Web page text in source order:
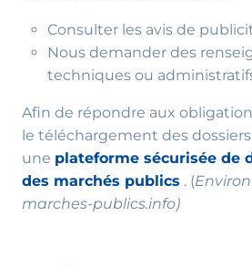
Consulter les avis de
Nous demander des
techniques ou
Afin de répondre aux
le téléchargement des dossiers
une plateforme sécurisée de
des marchés publics . (
marches-publics.info)